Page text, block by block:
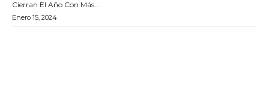
Cierran El Año Con Más...
Enero 15, 2024